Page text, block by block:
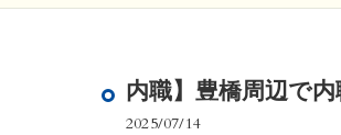
内職】豊橋周辺で
2025/07/14